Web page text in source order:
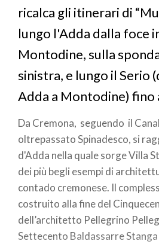
ricalca gli itinerari di
lungo l'Adda dalla foce
Montodine, sulla
sinistra, e lungo il Serio
Adda a Montodine) fino
Da Cremona, seguendo il
oltrepassato Spinadesco, si
d'Adda nella quale sorge Villa
dei più begli esempi di
contado cremonese. Il
costruito alla fine del
dell’architetto Pellegrino
Settecento Baldassarre